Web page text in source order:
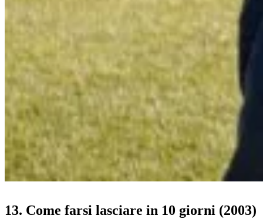
13. Come farsi lasciare in 10 giorni (2003)